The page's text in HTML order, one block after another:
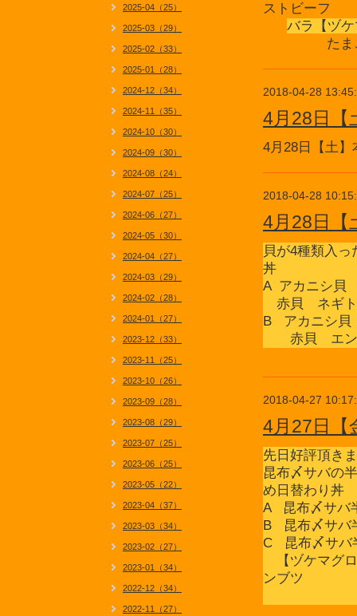
ストビーフ
バラ【ヅ
たまご
2018-04-28
4月28日【
4月28日【土
2018-04-28
4月28日【
貝が4種類入
丼
A アカニシ
赤貝 ネギ
B アカニシ
赤貝 エン
2018-04-27
4月27日【
先日好評頂き
昆布〆サバの
め日替わり丼
A 昆布〆サバ
B 昆布〆サ
C 昆布〆サ
【ヅケマ
ンブツ
2025-04（25）
2025-03（29）
2025-02（33）
2025-01（28）
2024-12（34）
2024-11（35）
2024-10（30）
2024-09（30）
2024-08（24）
2024-07（25）
2024-06（27）
2024-05（30）
2024-04（27）
2024-03（29）
2024-02（28）
2024-01（27）
2023-12（33）
2023-11（25）
2023-10（26）
2023-09（28）
2023-08（29）
2023-07（25）
2023-06（25）
2023-05（22）
2023-04（37）
2023-03（34）
2023-02（27）
2023-01（34）
2022-12（34）
2022-11（27）